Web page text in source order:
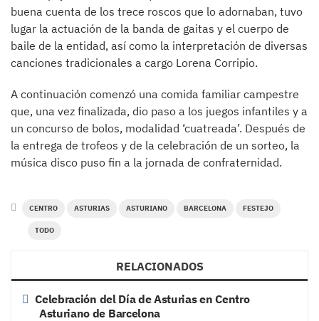
buena cuenta de los trece roscos que lo adornaban, tuvo
lugar la actuación de la banda de gaitas y el cuerpo de
baile de la entidad, así como la interpretación de diversas
canciones tradicionales a cargo Lorena Corripio.
A continuación comenzó una comida familiar campestre
que, una vez finalizada, dio paso a los juegos infantiles y a
un concurso de bolos, modalidad ‘cuatreada’. Después de
la entrega de trofeos y de la celebración de un sorteo, la
música disco puso fin a la jornada de confraternidad.
CENTRO ASTURIAS ASTURIANO BARCELONA FESTEJO
TODO
RELACIONADOS
Celebración del Día de Asturias en Centro
Asturiano de Barcelona